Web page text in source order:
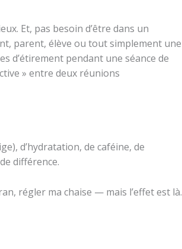
Et, pas besoin d’être dans un
parent, élève ou tout simplement une
d’étirement pendant une séance de
» entre deux réunions
d’hydratation, de caféine, de
différence.
régler ma chaise — mais l’effet est là.